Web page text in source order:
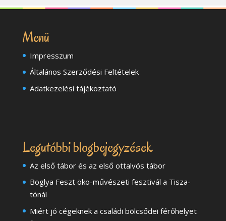
Menü
Impresszum
Általános Szerződési Feltételek
Adatkezelési tájékoztató
Legutóbbi blogbejegyzések
Az első tábor és az első ottalvós tábor
Boglya Feszt öko-művészeti fesztivál a Tisza-
tónál
Miért jó cégeknek a családi bölcsődei férőhelyet